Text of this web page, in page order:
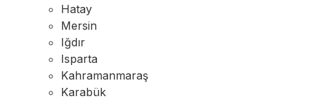
Hatay
Mersin
Iğdır
Isparta
Kahramanmaraş
Karabük